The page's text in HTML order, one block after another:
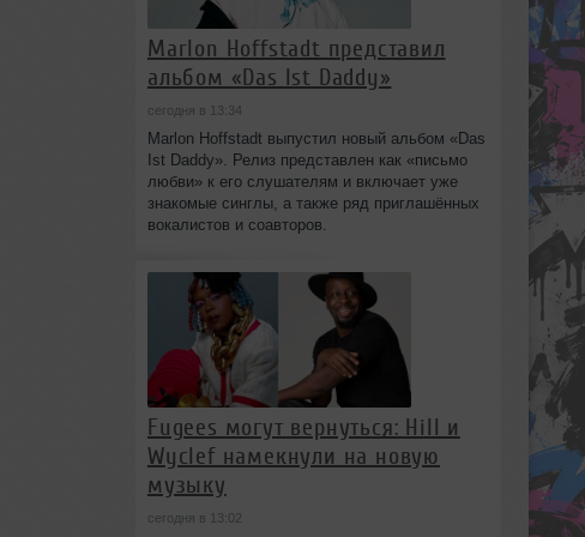
Marlon Hoffstadt представил
альбом «Das Ist Daddy»
сегодня в 13:34
Marlon Hoffstadt выпустил новый альбом «Das
Ist Daddy». Релиз представлен как «письмо
любви» к его слушателям и включает уже
знакомые синглы, а также ряд приглашённых
вокалистов и соавторов.
Fugees могут вернуться: Hill и
Wyclef намекнули на новую
музыку
сегодня в 13:02